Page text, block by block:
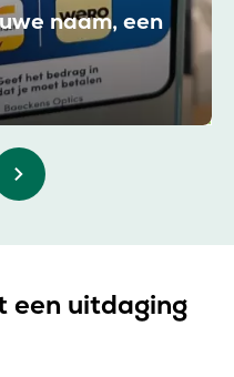
naam, een
een uitdaging